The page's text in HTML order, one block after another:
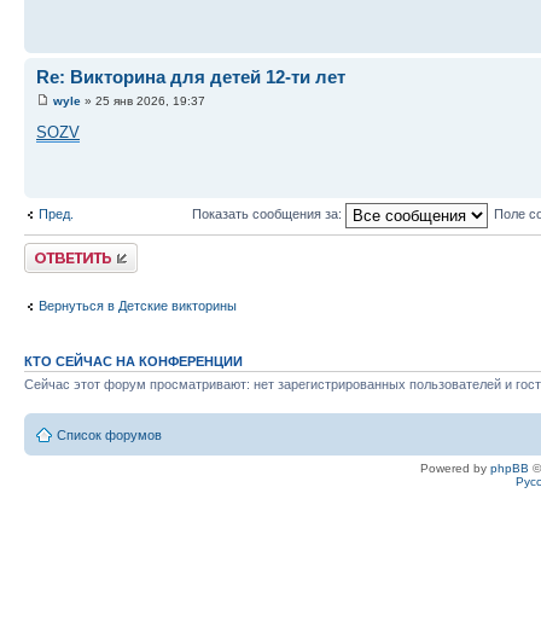
Re: Викторина для детей 12-ти лет
wyle » 25 янв 2026, 19:37
SOZV
Пред. Показать сообщения за: Поле
Ответить
Вернуться в Детские викторины
КТО СЕЙЧАС НА КОНФЕРЕНЦИИ
Сейчас этот форум просматривают: нет зарегистрированных пользователей и
Список форумов
Powered by phpBB